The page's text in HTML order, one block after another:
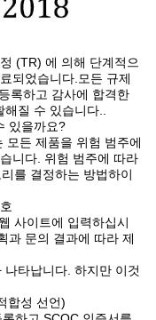
(TR) 에 의해 단계적으
되었습니다.모든 규제
록하고 감사에 합격한
질 수 있습니다..
있을까요?
모든 제품을 위험 범주에
니다. 위험 범주에 따라
를 결정하는 방법하이
사이트에 입력하십시
과 문의 결과에 따라 제
타납니다. 하지만 이것
합성 선언)